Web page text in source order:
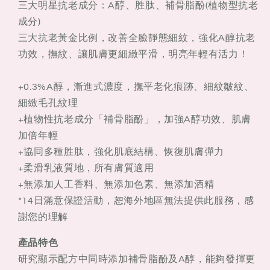
精
華
乳
30mL
皺
抗
氧
化
30ml
精
乳
30mL
皺
氧
三大明星抗老成分：A醇、胜肽、補骨脂酚(植物型抗老
成分)
三大抗老黃金比例，改善全臉靜態細紋，強化A醇抗老
功效，撫紋、讓肌膚更細緻平滑，明亮年輕有活力！
+0.3%A醇，漸進式濃度，撫平老化痕跡、細紋皺紋、
細緻毛孔紋理
+植物性抗老成分「補骨脂酚」，加強A醇功效、肌膚
加倍年輕
+協同多種胜肽，強化肌底結構、恢復肌膚彈力
+柔滑乳液質地，所有膚質適用
+無添加人工香料、無添加色素、無添加酒精
*14日滿意保證活動，恕海外地區無法提供此服務，感
謝您的理解
產品特色
研究顯示配方中同時添加補骨脂酚及A醇，能夠發揮更